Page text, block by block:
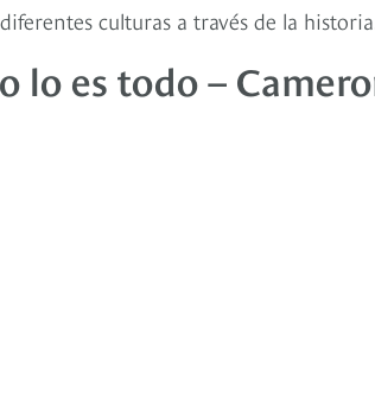
culturas a través de la historia.
lo es todo –